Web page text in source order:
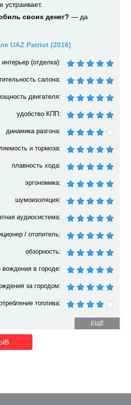
устраивает.
своих денег? — да
UAZ Patriot (2016)
интерьер (отделка):
салона:
двигателя:
удобство КПП:
динамика разгона:
и тормоза:
плавность хода:
эргономика:
шумоизоляция:
аудиосистема:
/ отопитель:
обзорность:
вождения в городе:
за городом:
топлива:
ЕЩЁ